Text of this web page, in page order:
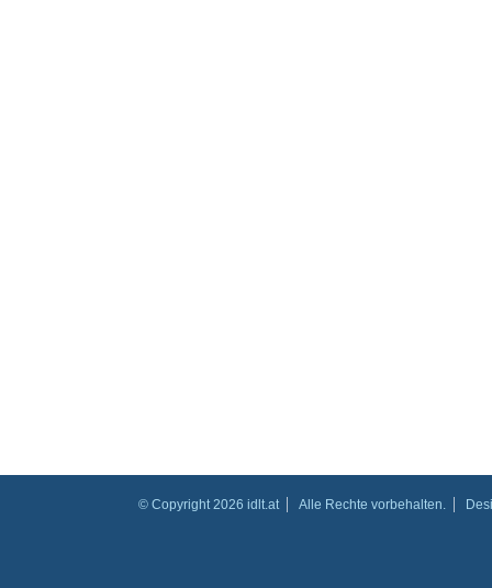
© Copyright 2026 idlt.at Alle Rechte vorbehalten.